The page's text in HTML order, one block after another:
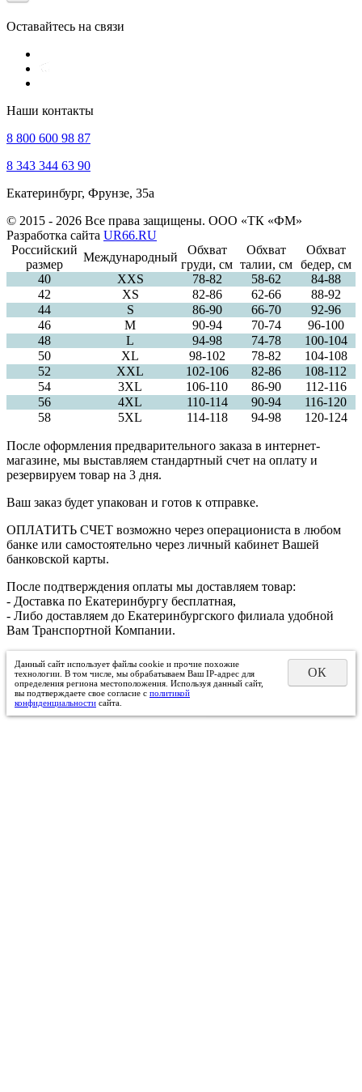
Оставайтесь на связи
Наши контакты
8 800 600 98 87
8 343 344 63 90
Екатеринбург, Фрунзе, 35а
© 2015 - 2026 Все права защищены. ООО «ТК «ФМ»
Разработка сайта UR66.RU
Российский
размер
Международный
Обхват
груди, см
Обхват
талии, см
Обхват
бедер, см
40
ХXS 78-82 58-62
84-88
42
XS 82-86 62-66
88-92
44
S 86-90 66-70
92-96
46
M 90-94 70-74
96-100
48
L 94-98 74-78
100-104
50
XL 98-102 78-82
104-108
52
XXL 102-106 82-86
108-112
54
3XL 106-110 86-90
112-116
56
4XL 110-114 90-94
116-120
58
5XL 114-118 94-98 120-124
После оформления предварительного заказа в интернет-
магазине, мы выставляем стандартный счет на оплату и
резервируем товар на 3 дня.
Ваш заказ будет упакован и готов к отправке.
ОПЛАТИТЬ СЧЕТ возможно через операциониста в любом
банке или самостоятельно через личный кабинет Вашей
банковской карты.
После подтверждения оплаты мы доставляем товар:
- Доставка по Екатеринбургу бесплатная,
- Либо доставляем до Екатеринбургского филиала удобной
Вам Транспортной Компании.
Данный сайт использует файлы cookie и прочие похожие
технологии. В том числе, мы обрабатываем Ваш IP-адрес для
определения региона местоположения. Используя данный сайт,
вы подтверждаете свое согласие с политикой
конфиденциальности сайта.
ОК